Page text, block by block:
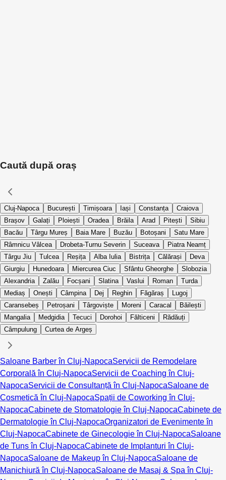
Caută după oraș
Cluj-Napoca București Timișoara Iași Constanța
Craiova
Brașov
Galați Ploiești Oradea Brăila Arad Pitești
Sibiu
Bacău
Târgu Mureș Baia Mare Buzău Botoșani
Satu Mare
Râmnicu Vâlcea
Drobeta-Turnu Severin Suceava
Piatra Neamț
Târgu Jiu
Tulcea Reșița Alba Iulia Bistrița Călărași
Deva
Giurgiu
Hunedoara Miercurea Ciuc Sfântu Gheorghe
Slobozia
Alexandria
Zalău Focșani Slatina Vaslui Roman
Turda
Mediaș
Onești Câmpina Dej Reghin Făgăraș
Lugoj
Caransebeș
Petroșani Târgoviște Moreni Caracal
Băilești
Mangalia
Medgidia Tecuci Dorohoi Fălticeni
Rădăuți
Câmpulung
Curtea de Argeș
Saloane Barber în Cluj-NapocaServicii de Remodelare
Corporală în Cluj-NapocaServicii de Coaching în Cluj-
NapocaServicii de Consultanță în Cluj-NapocaSaloane de
Cosmetică în Cluj-NapocaSpații de Coworking în Cluj-
NapocaCabinete de Stomatologie în Cluj-NapocaCabinete de
Dermatologie în Cluj-NapocaOrganizatori de Evenimente în
Cluj-NapocaCabinete de Ginecologie în Cluj-NapocaSaloane
de Tuns în Cluj-NapocaCabinete de Implanturi în Cluj-
NapocaSaloane de Makeup în Cluj-NapocaSaloane de
Manichiură în Cluj-NapocaSaloane de Masaj & Spa în Cluj-